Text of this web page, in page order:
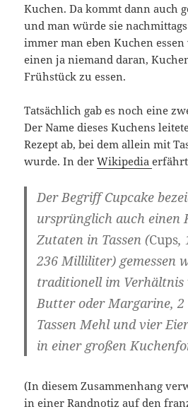
Kuchen. Da kommt dann auch
und man würde sie
immer man eben Kuchen
einen ja niemand daran,
Frühstück zu essen.
Tatsächlich gab es noch eine
Der Name dieses Kuchens
Rezept ab, bei dem allein mit
wurde. In derWikipedia
Der Begriff Cupcake
ursprünglich auch einen
Zutaten in Tassen (Cups,
236 Milliliter) gemessen
traditionell im Verhältnis
Butter oder Margarine, 2
Tassen Mehl und vier
in einer großen
(In diesem Zusammenhang
in einer Randnotiz auf den